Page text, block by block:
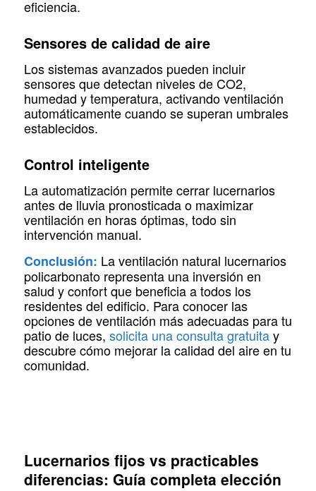
eficiencia.
Sensores de calidad de aire
Los sistemas avanzados pueden incluir
sensores que detectan niveles de CO2,
humedad y temperatura, activando ventilación
automáticamente cuando se superan umbrales
establecidos.
Control inteligente
La automatización permite cerrar lucernarios
antes de lluvia pronosticada o maximizar
ventilación en horas óptimas, todo sin
intervención manual.
Conclusión: La ventilación natural lucernarios
policarbonato representa una inversión en
salud y confort que beneficia a todos los
residentes del edificio. Para conocer las
opciones de ventilación más adecuadas para tu
patio de luces, solicita una consulta gratuitay
descubre cómo mejorar la calidad del aire en tu
comunidad.
Lucernarios fijos vs practicables
diferencias: Guía completa elección